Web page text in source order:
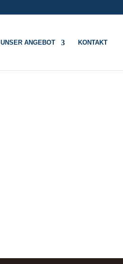
UNSER ANGEBOT KONTAKT